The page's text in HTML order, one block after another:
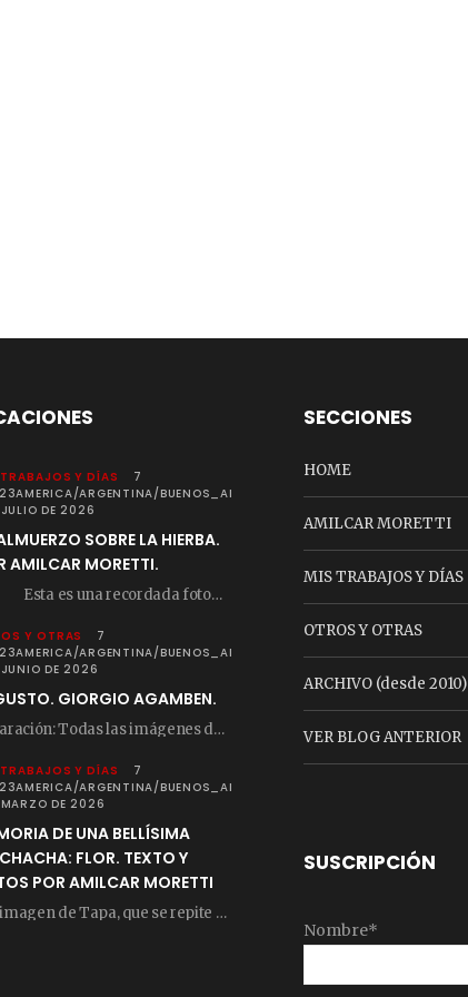
Y DÍAS
7
ARGENTINA/BUENOS_AI
JULIO DE 2026
SOBRE LA HIERBA.
AMILCAR MORETTI.
Esta es una recordada fotografía que registré…
Y OTRAS
7
ARGENTINA/BUENOS_AI
JUNIO DE 2026
GIORGIO AGAMBEN.
(Aclaración: Todas las imágenes de este posteo fueron tomadas de Bloghemia.com, y todos los…
Y DÍAS
7
ARGENTINA/BUENOS_AI
MARZO DE 2026
DE UNA BELLÍSIMA
FLOR. TEXTO Y
POR AMILCAR MORETTI
(La imagen de Tapa, que se repite arriba, fue compuesta por Amilcar Moretti el viernes…
SECCIONES
HOME
AMILCAR MORETTI
MIS TRABAJOS Y DÍAS
OTROS Y OTRAS
ARCHIVO (desde 2010)
VER BLOG ANTERIOR
SUSCRIPCIÓN
Nombre*